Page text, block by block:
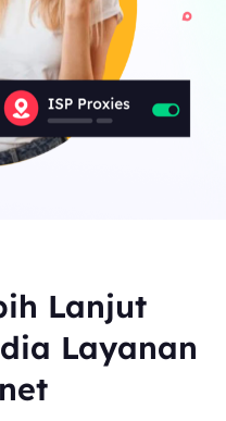
Lanjut
Layanan